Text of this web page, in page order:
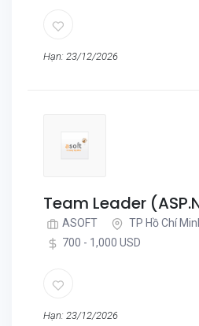
Hạn: 23/12/2026
Team Leader
ASOFT
TP Hồ Chí
700 - 1,000 USD
Hạn: 23/12/2026